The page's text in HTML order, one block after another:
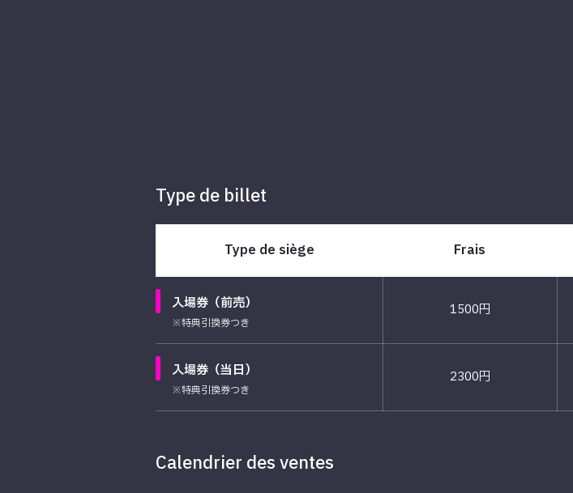
Type de billet
Type de siège Frais
入場券（前売）
※特典引換券つき
1500円
入場券（当日）
※特典引換券つき
2300円
Calendrier des ventes